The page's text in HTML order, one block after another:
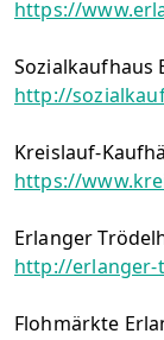
https://
Sozialkaufhaus
http://
Kreislauf-
https://
Erlanger
http://erlanger-
Flohmärkte